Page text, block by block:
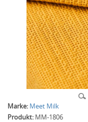
Marke: Meet Milk
Produkt: MM-1806